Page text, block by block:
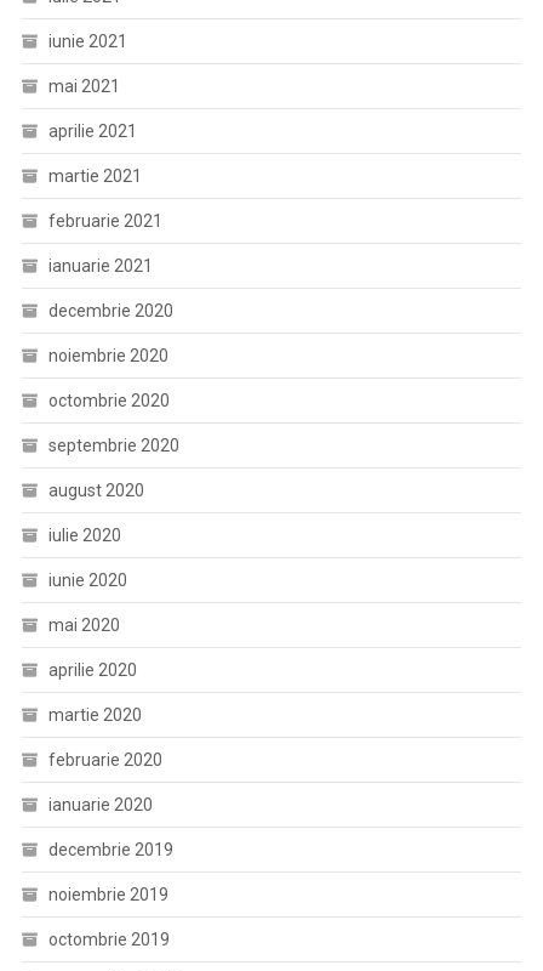
iunie 2021
mai 2021
aprilie 2021
martie 2021
februarie 2021
ianuarie 2021
decembrie 2020
noiembrie 2020
octombrie 2020
septembrie 2020
august 2020
iulie 2020
iunie 2020
mai 2020
aprilie 2020
martie 2020
februarie 2020
ianuarie 2020
decembrie 2019
noiembrie 2019
octombrie 2019